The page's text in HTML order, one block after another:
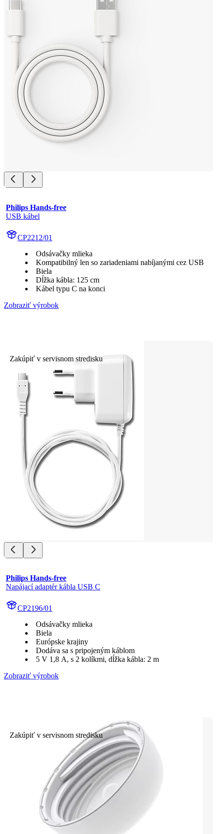
Philips Hands-free
USB kábel
CP2212/01
Odsávačky mlieka
Kompatibilný len so zariadeniami nabíjanými cez USB
Biela
Dĺžka kábla: 125 cm
Kábel typu C na konci
Zobraziť výrobok
Zakúpiť v servisnom stredisku
Philips Hands-free
Napájací adaptér kábla USB C
CP2196/01
Odsávačky mlieka
Biela
Európske krajiny
Dodáva sa s pripojeným káblom
5 V 1,8 A, s 2 kolíkmi, dĺžka kábla: 2 m
Zobraziť výrobok
Zakúpiť v servisnom stredisku